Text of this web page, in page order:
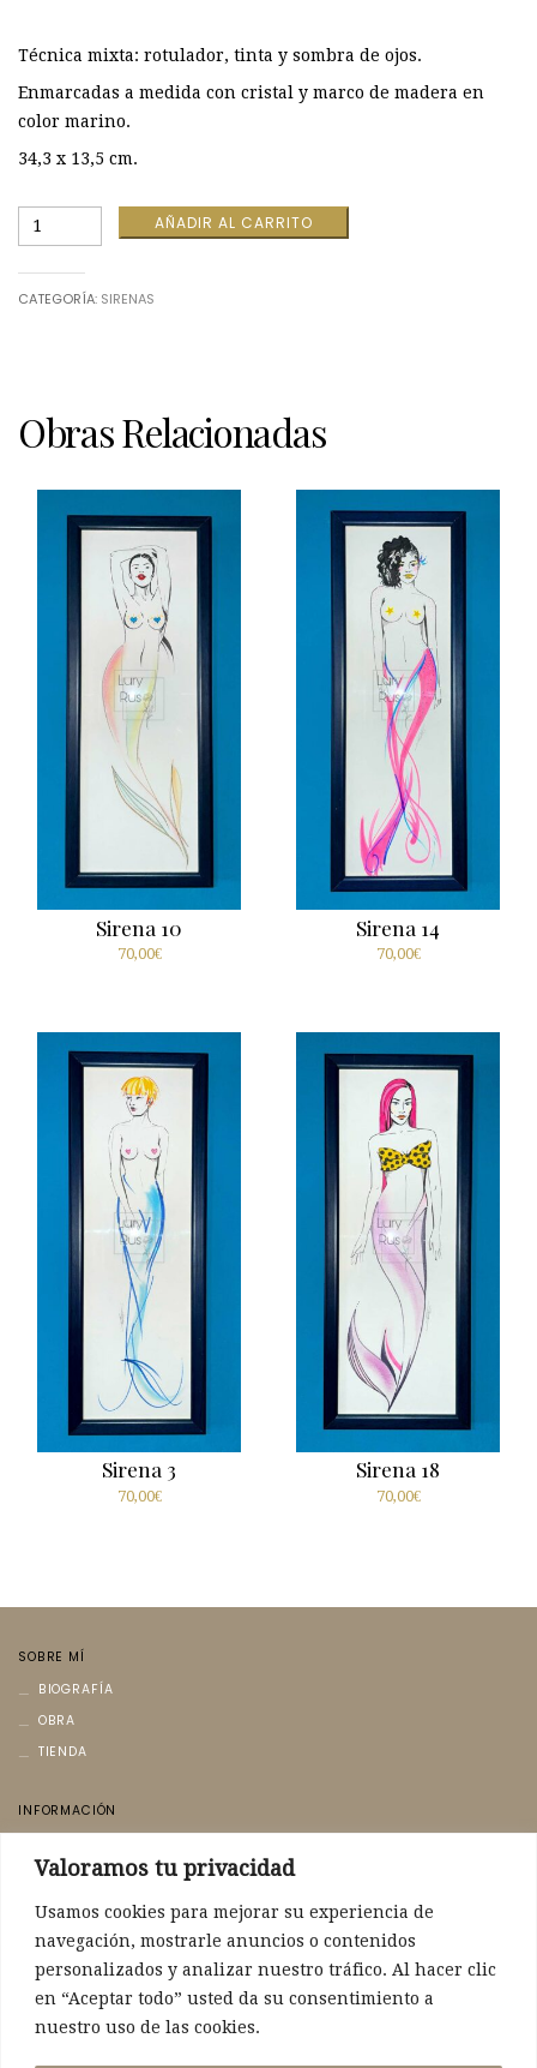
Valoramos tu privacidad
Usamos cookies para mejorar su experiencia de
navegación, mostrarle anuncios o contenidos
personalizados y analizar nuestro tráfico. Al hacer clic
en “Aceptar todo” usted da su consentimiento a
nuestro uso de las cookies.
Técnica mixta: rotulador, tinta y sombra de ojos.
Enmarcadas a medida con cristal y marco de madera en
color marino.
34,3 x 13,5 cm.
Sirena
AÑADIR AL CARRITO
CATEGORÍA: SIRENAS
Obras Relacionadas
Sirena 10
70,00€
Sirena 14
70,00€
Sirena 3
70,00€
Sirena 18
70,00€
SOBRE MÍ
BIOGRAFÍA
OBRA
TIENDA
INFORMACIÓN
POLÍTICA DE PRIVACIDAD
POLÍTICA DE COOKIES
CONTACTO
CONTACTO
POLÍTICA DE ENVÍO